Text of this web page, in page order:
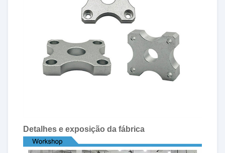
Detalhes e exposição da fábrica